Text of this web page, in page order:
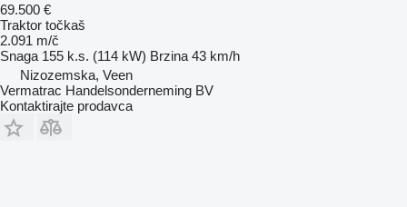
69.500 €
Traktor točkaš
2.091 m/č
Snaga 155 k.s. (114 kW) Brzina 43 km/h
Nizozemska, Veen
Vermatrac Handelsonderneming BV
Kontaktirajte prodavca